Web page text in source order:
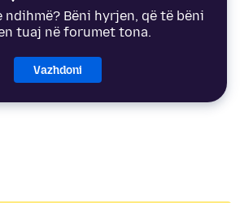
ndihmë? Bëni hyrjen, që të bëni
tuaj në forumet tona.
Vazhdoni